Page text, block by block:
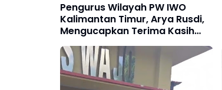
Pengurus Wilayah PW IWO
Kalimantan Timur, Arya Rusdi,
Mengucapkan Terima Kasih
kepada Sekjen Ibu Lia Natalia